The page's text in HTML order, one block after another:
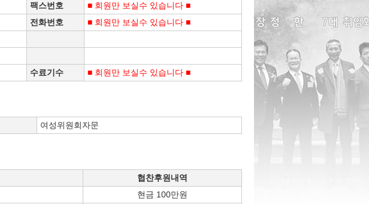
팩스번호
■ 회원만 보실수 있습니다 ■
전화번호
■ 회원만 보실수 있습니다 ■
수료기수 ■ 회원만 보실수 있습니다 ■
여성위원회자문
협찬후원내역
현금 100만원